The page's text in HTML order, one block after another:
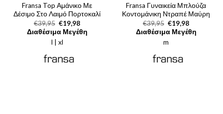
Fransa Top Αμάνικο Με
Δέσιμο Στο Λαιμό Πορτοκαλί
€39,95 Original
price
was:
€39,95.
€19,98Η
τρέχουσα
τιμή
Διαθέσιμα Μεγέθη
l | xl
Fransa Γυναικεία Μπλούζα
Κοντομάνικη Ντραπέ Μαύρη
€39,95 Original
price
was:
€39,95.
€19,98Η
τρέχουσα
τιμή
Διαθέσιμα Μεγέθη
m